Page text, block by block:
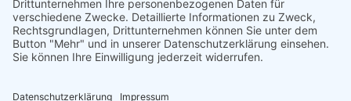
info@baumann-baufinanzierung.de
+49 5554 4389860